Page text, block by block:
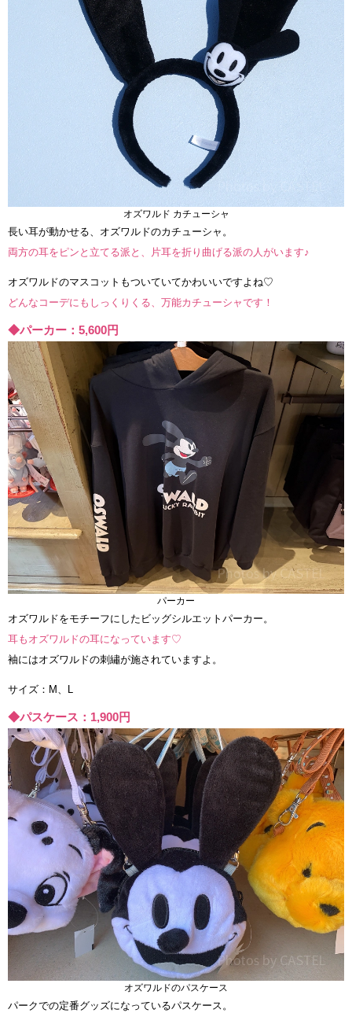
オズワルド カチューシャ
長い耳が動かせる、オズワルドのカチューシャ。
両方の耳をピンと立てる派と、片耳を折り曲げる派の人がいます♪
オズワルドのマスコットもついていてかわいいですよね♡
どんなコーデにもしっくりくる、万能カチューシャです！
◆パーカー：5,600円
パーカー
オズワルドをモチーフにしたビッグシルエットパーカー。
耳もオズワルドの耳になっています♡
袖にはオズワルドの刺繡が施されていますよ。
サイズ：M、L
◆パスケース：1,900円
オズワルドのパスケース
パークでの定番グッズになっているパスケース。